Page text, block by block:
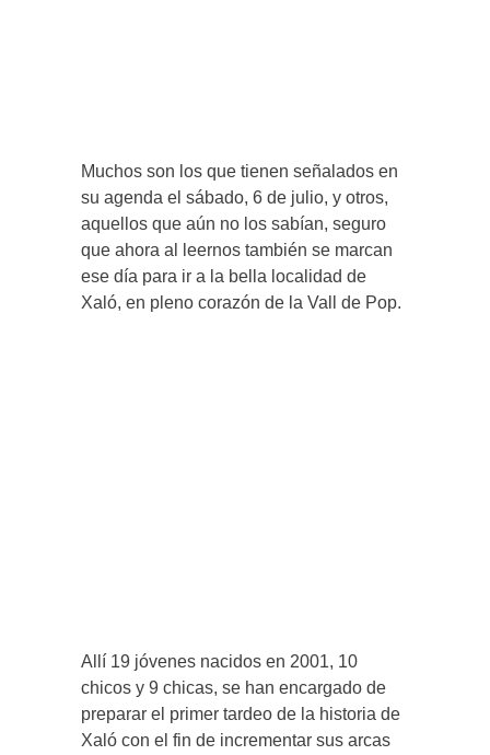
Muchos son los que tienen señalados en
su agenda el sábado, 6 de julio, y otros,
aquellos que aún no los sabían, seguro
que ahora al leernos también se marcan
ese día para ir a la bella localidad de
Xaló, en pleno corazón de la Vall de Pop.
Allí 19 jóvenes nacidos en 2001, 10
chicos y 9 chicas, se han encargado de
preparar el primer tardeo de la historia de
Xaló con el fin de incrementar sus arcas